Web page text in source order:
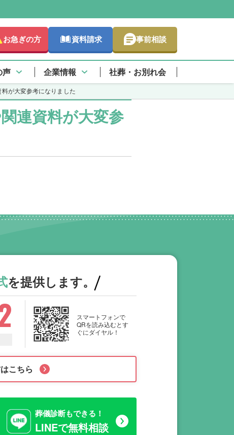
お急ぎの方 資料請求 事前相談
声 企業情報 社葬・お別れ会
が大変参考になりました
連資料が大変参
さらに詳しく
を提供します。
スマートフォンで
QRを読み込むとす
ぐにダイヤル！
こちら
葬儀診断もできる！
LINEで無料相談